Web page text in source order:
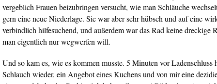
vergeblich Frauen beizubringen versucht, wie man Schläuche
gern eine neue Niederlage. Sie war aber sehr hübsch und auf eine
verbindlich hilfesuchend, und außerdem war das Rad keine dreckige
man eigentlich nur wegwerfen will.
Und so kam es, wie es kommen musste. 5 Minuten vor Ladenschluss
Schlauch wieder, ein Angebot eines Kuchens und von mir eine